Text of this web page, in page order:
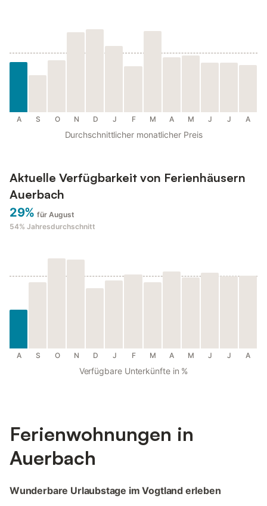
A S O N D J F M A M J J A
Durchschnittlicher monatlicher Preis
Aktuelle Verfügbarkeit von Ferienhäusern
Auerbach
29% für August
54% Jahresdurchschnitt
A S O N D J F M A M J J A
Verfügbare Unterkünfte in %
Ferienwohnungen in
Auerbach
Wunderbare Urlaubstage im Vogtland erleben